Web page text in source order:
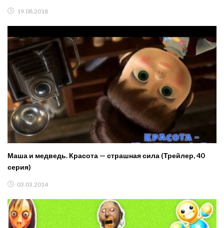
19.08.2018
Маша и медведь. Красота — страшная сила (Трейлер, 40
серия)
03.03.2014